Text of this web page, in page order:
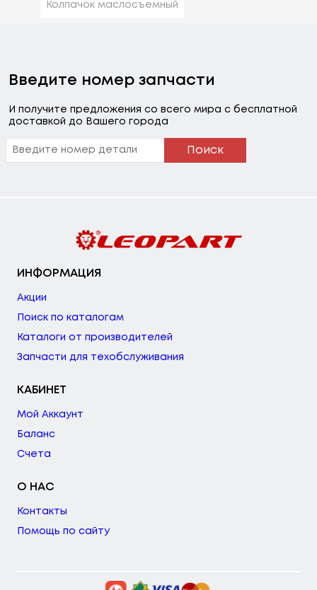
Колпачок маслосъемный
Введите номер запчасти
И получите предложения со всего мира с бесплатной
доставкой до Вашего города
Поиск
ИНФОРМАЦИЯ
Акции
Поиск по каталогам
Каталоги от производителей
Запчасти для техобслуживания
КАБИНЕТ
Мой Аккаунт
Баланс
Счета
О НАС
Контакты
Помощь по сайту